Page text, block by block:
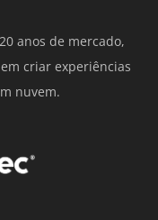
anos de mercado,
criar experiências
nuvem.